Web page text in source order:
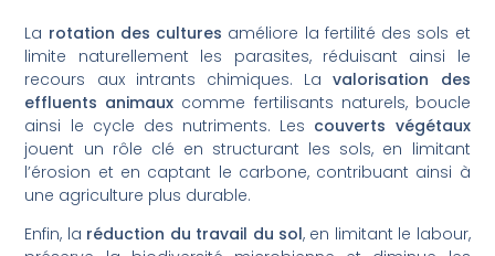
La rotation des cultures améliore la fertilité des sols et
limite naturellement les parasites, réduisant ainsi le
recours aux intrants chimiques. Lavalorisation des
effluents animaux comme fertilisants naturels, boucle
ainsi le cycle des nutriments. Les couverts végétaux
jouent un rôle clé en structurant les sols, en limitant
l’érosion et en captant le carbone, contribuant ainsi à
une agriculture plus durable.
Enfin, la réduction du travail du sol, en limitant le labour,